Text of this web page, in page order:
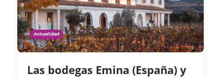
Actualidad
Las bodegas Emina (España) y